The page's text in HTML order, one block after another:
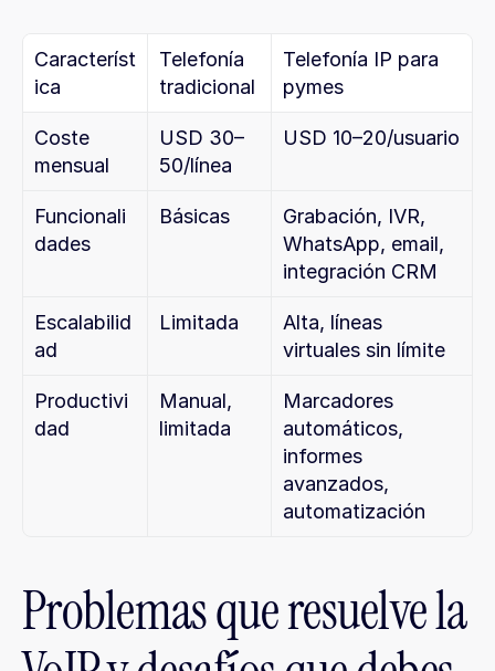
Característ
ica
Telefonía
tradicional
Telefonía IP para
pymes
Coste
mensual
USD 30–
50/línea
USD 10–20/usuario
Funcionali
dades
Básicas
Grabación, IVR,
WhatsApp, email,
integración CRM
Escalabilid
ad
Limitada
Alta, líneas
virtuales sin límite
Productivi
dad
Manual,
limitada
Marcadores
automáticos,
informes
avanzados,
automatización
Problemas que resuelve la